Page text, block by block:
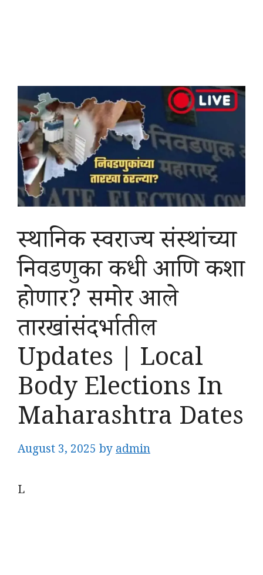
स्थानिक स्वराज्य संस्थांच्या
निवडणुका कधी आणि कशा
होणार? समोर आले
तारखांसंदर्भातील
Updates | Local
Body Elections In
Maharashtra Dates
August 3, 2025 byadmin
L